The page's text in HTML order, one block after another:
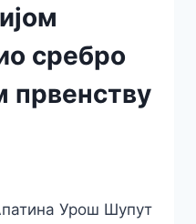
сребро
првенству
Урош Шупут